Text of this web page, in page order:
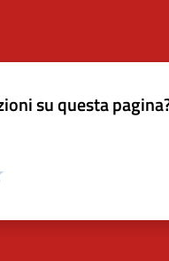
su questa